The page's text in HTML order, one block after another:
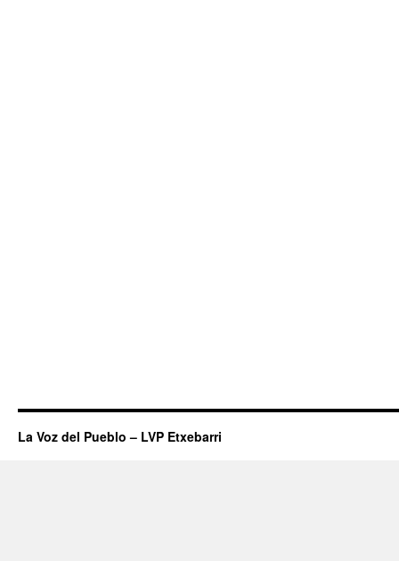
La Voz del Pueblo – LVP Etxebarri